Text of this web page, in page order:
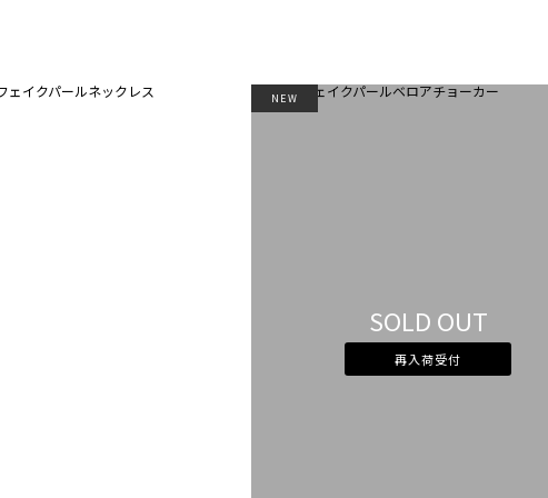
SOLD OUT
再入荷受付
NEW